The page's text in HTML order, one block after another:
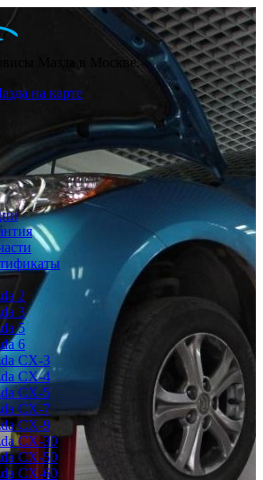
Мазда в Москве.
на карте
2
3
5
6
СХ-3
СХ-4
СХ-5
CX-7
CX-9
CX-30
СХ-50
СХ-60